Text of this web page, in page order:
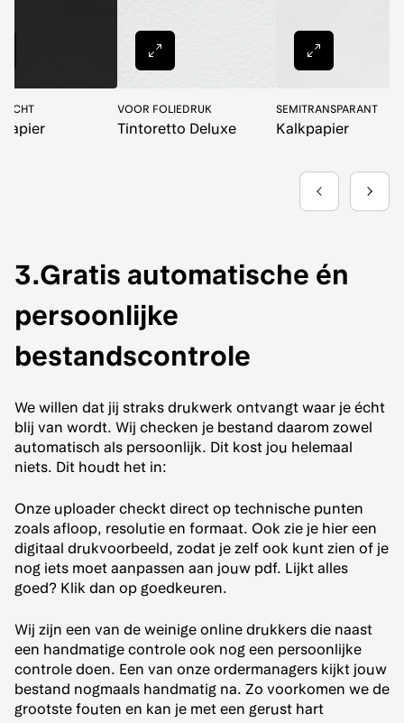
KONINKLIJK PAPIER
King HVO
GEMAAKT VAN STENGELS
PaperWise
100%
Rebello
3.Gratis automatische én
persoonlijke
bestandscontrole
We willen dat jij straks drukwerk ontvangt waar je écht
blij van wordt. Wij checken je bestand daarom zowel
automatisch als persoonlijk. Dit kost jou helemaal
niets. Dit houdt het in:
Onze uploader checkt direct op technische punten
zoals afloop, resolutie en formaat. Ook zie je hier een
digitaal drukvoorbeeld, zodat je zelf ook kunt zien of je
nog iets moet aanpassen aan jouw pdf. Lijkt alles
goed? Klik dan op goedkeuren.
Wij zijn een van de weinige online drukkers die naast
een handmatige controle ook nog een persoonlijke
controle doen. Een van onze ordermanagers kijkt jouw
bestand nogmaals handmatig na. Zo voorkomen we de
grootste fouten en kan je met een gerust hart